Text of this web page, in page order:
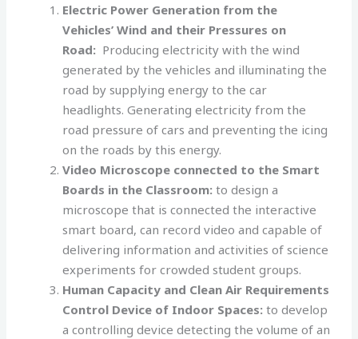
Electric Power Generation from the
Vehicles’ Wind and their Pressures on
Road: Producing electricity with the wind
generated by the vehicles and illuminating the
road by supplying energy to the car
headlights. Generating electricity from the
road pressure of cars and preventing the icing
on the roads by this energy.
Video Microscope connected to the Smart
Boards in the Classroom: to design a
microscope that is connected the interactive
smart board, can record video and capable of
delivering information and activities of science
experiments for crowded student groups.
Human Capacity and Clean Air Requirements
Control Device of Indoor Spaces: to develop
a controlling device detecting the volume of an